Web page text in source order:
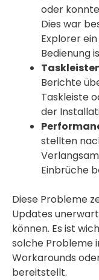
oder
Dies war
Explorer
Bedienung
Berichte
Taskleiste
der
stellten
Einbrüche
Diese Probleme
Updates
können. Es ist
solche Probleme
Workarounds
bereitstellt.